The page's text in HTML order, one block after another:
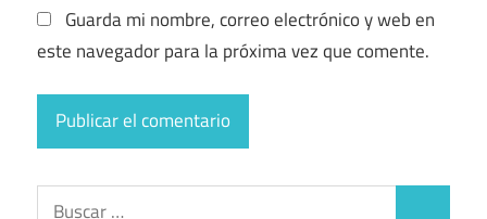
Guarda mi nombre, correo electrónico y web en
este navegador para la próxima vez que comente.
Buscar: